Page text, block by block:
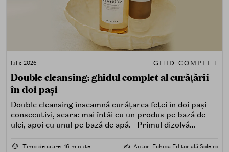
iulie 2026 GHID COMPLET
Double cleansing: ghidul complet al curățării
în doi pași
Double cleansing înseamnă curățarea feței în doi pași
consecutivi, seara: mai întâi cu un produs pe bază de
ulei, apoi cu unul pe bază de apă. Primul dizolvă
poluare. Al doilea îndepărtează impuritățile solubile în
⏱️ Timp de citire: 16 minute ✍️ Autor: Echipa Editorială Sole.ro